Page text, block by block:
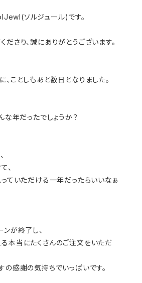
ソルジュール)です。
ださり、誠にありがとうございます。
、ことしもあと数日となりました。
年だったでしょうか？
、
っていただける一年だったらいいなぁ
ンが終了し、
本当にたくさんのご注文をいただ
の感謝の気持ちでいっぱいです。